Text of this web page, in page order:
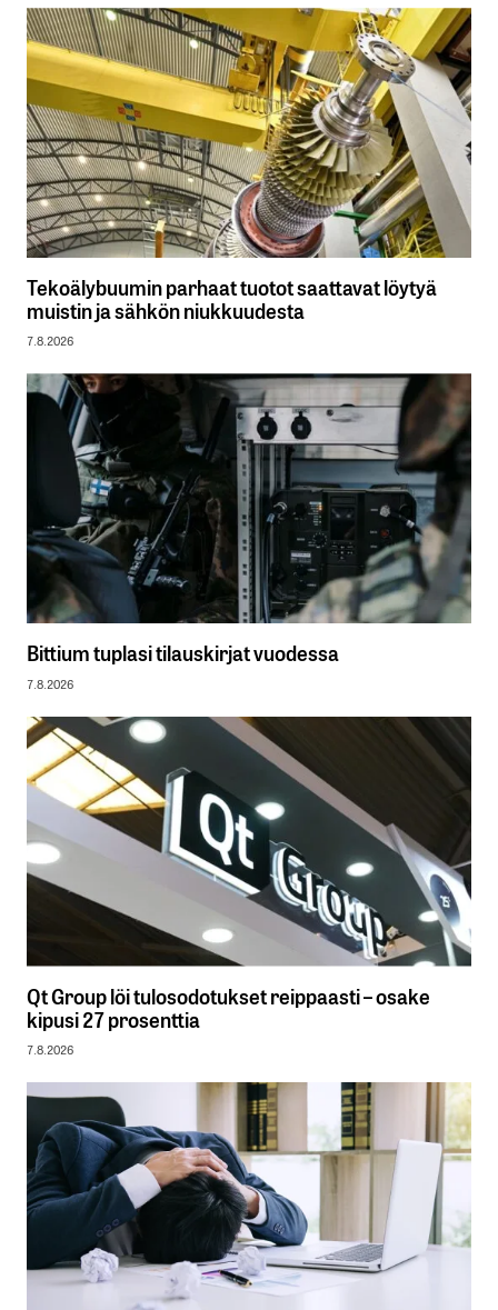
Tekoälybuumin parhaat tuotot saattavat löytyä
muistin ja sähkön niukkuudesta
7.8.2026
Bittium tuplasi tilauskirjat vuodessa
7.8.2026
Qt Group löi tulosodotukset reippaasti – osake
kipusi 27 prosenttia
7.8.2026